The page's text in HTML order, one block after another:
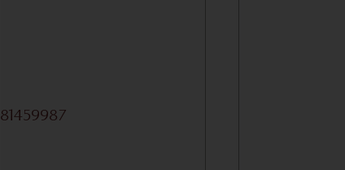
81459987